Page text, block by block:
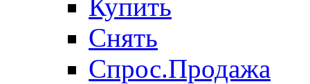
Купить
Снять
Спрос.Продажа